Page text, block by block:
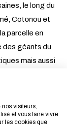
le long du
Cotonou et
parcelle en
des géants du
mais aussi
au cœur de
cet
étroits qui lient
visiteurs,
et vous faire vivre
les cookies que